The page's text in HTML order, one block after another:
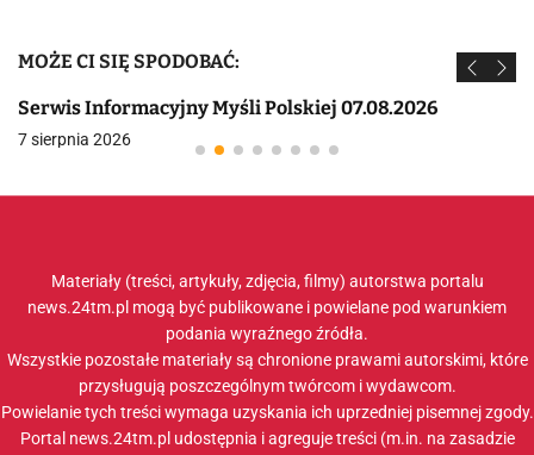
MOŻE CI SIĘ SPODOBAĆ:
Serwis Informacyjny Myśli Polskiej 07.08.2026
7 sierpnia 2026
Materiały (treści, artykuły, zdjęcia, filmy) autorstwa portalu
news.24tm.pl mogą być publikowane i powielane pod warunkiem
podania wyraźnego źródła.
Wszystkie pozostałe materiały są chronione prawami autorskimi, które
przysługują poszczególnym twórcom i wydawcom.
Powielanie tych treści wymaga uzyskania ich uprzedniej pisemnej zgody.
Portal news.24tm.pl udostępnia i agreguje treści (m.in. na zasadzie